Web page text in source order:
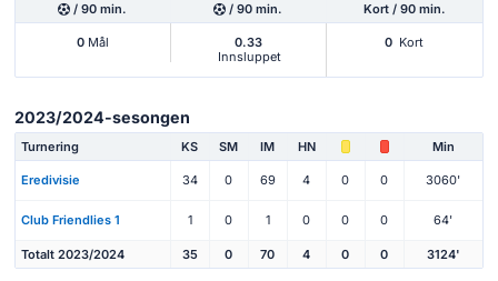
/ 90 min. / 90 min. Kort / 90 min.
0Mål
0.33
Innsluppet
0 Kort
2023/2024-sesongen
Turnering KS SM IM HN Min
Eredivisie 34 0 69 4 0 0 3060'
Club Friendlies 1 1 0 1 0 0 0 64'
Totalt 2023/2024 35 0 70 4 0 0 3124'